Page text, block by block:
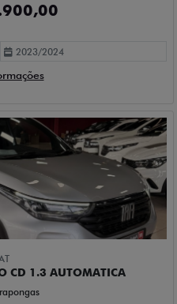
2023/2024
CD 1.3 AUTOMATICA